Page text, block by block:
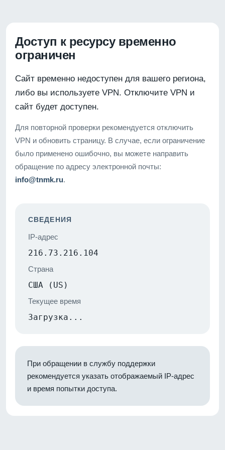
Доступ к ресурсу временно
ограничен
Сайт временно недоступен для вашего региона,
либо вы используете VPN. Отключите VPN и
сайт будет доступен.
Для повторной проверки рекомендуется отключить
VPN и обновить страницу. В случае, если ограничение
было применено ошибочно, вы можете направить
обращение по адресу электронной почты:
info@tnmk.ru.
СВЕДЕНИЯ
IP-адрес
216.73.216.104
Страна
США (US)
Текущее время
Загрузка...
При обращении в службу поддержки
рекомендуется указать отображаемый IP-адрес
и время попытки доступа.